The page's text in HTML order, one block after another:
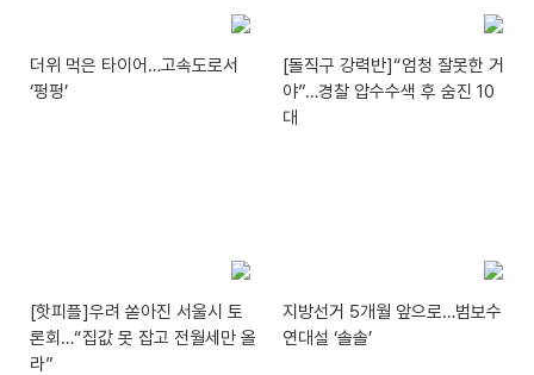
더위 먹은 타이어…고속도로서
‘펑펑’
[돌직구 강력반]“엄청 잘못한 거
야”…경찰 압수수색 후 숨진 10
대
[핫피플]우려 쏟아진 서울시 토
론회…“집값 못 잡고 전월세만 올
라”
지방선거 5개월 앞으로…범보수
연대설 ‘솔솔’